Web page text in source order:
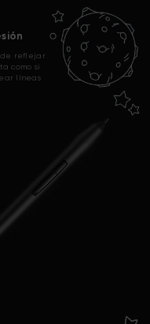
reflejar
como si
líneas